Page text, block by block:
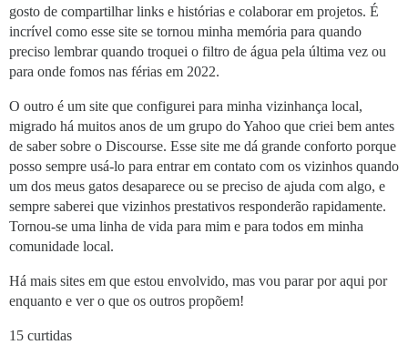
gosto de compartilhar links e histórias e colaborar em projetos. É
incrível como esse site se tornou minha memória para quando
preciso lembrar quando troquei o filtro de água pela última vez ou
para onde fomos nas férias em 2022.
O outro é um site que configurei para minha vizinhança local,
migrado há muitos anos de um grupo do Yahoo que criei bem antes
de saber sobre o Discourse. Esse site me dá grande conforto porque
posso sempre usá-lo para entrar em contato com os vizinhos quando
um dos meus gatos desaparece ou se preciso de ajuda com algo, e
sempre saberei que vizinhos prestativos responderão rapidamente.
Tornou-se uma linha de vida para mim e para todos em minha
comunidade local.
Há mais sites em que estou envolvido, mas vou parar por aqui por
enquanto e ver o que os outros propõem!
15 curtidas